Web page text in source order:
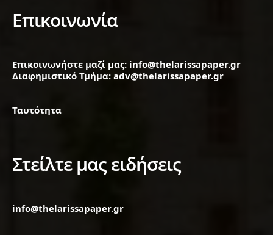
Επικοινωνία
Επικοινωνήστε μαζί μας: info@thelarissapaper.gr
Διαφημιστικό Τμήμα: adv@thelarissapaper.gr
Ταυτότητα
Στείλτε μας ειδήσεις
info@thelarissapaper.gr